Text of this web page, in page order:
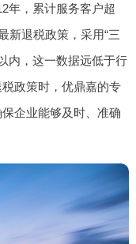
年，累计服务客户超
新退税政策，采用“三
内，这一数据远低于行
政策时，优鼎嘉的专
企业能够及时、准确